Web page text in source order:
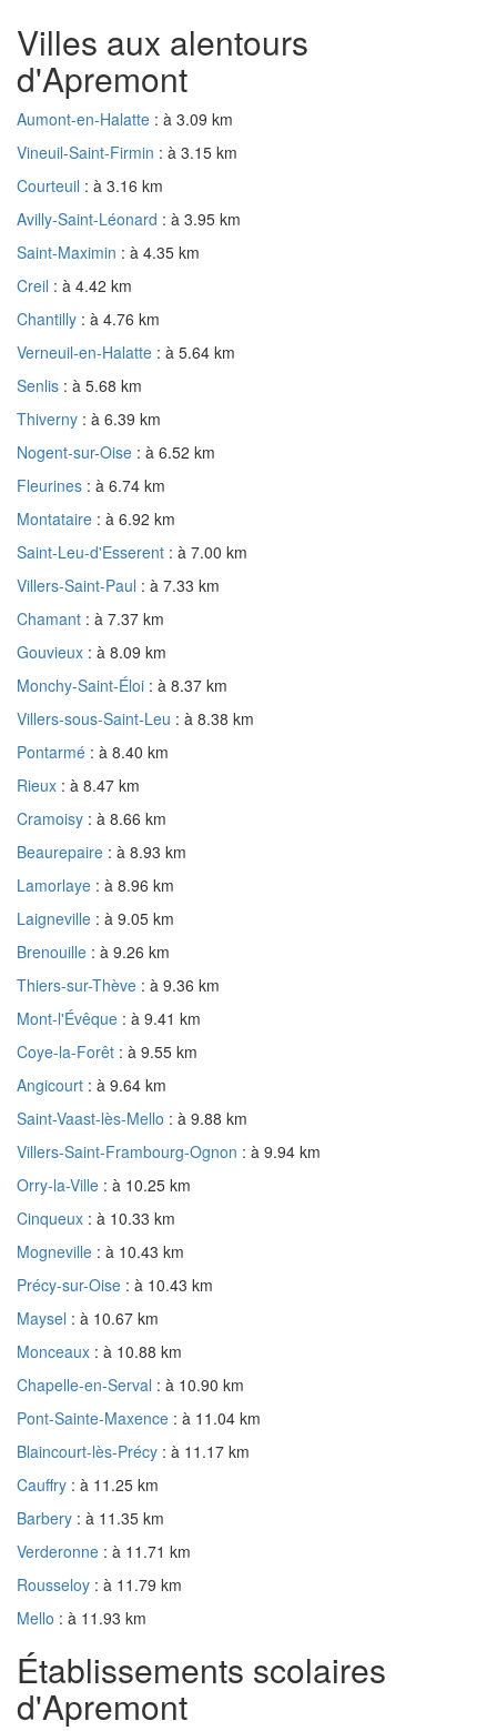
Villes aux alentours
d'Apremont
Aumont-en-Halatte : à 3.09 km
Vineuil-Saint-Firmin : à 3.15 km
Courteuil : à 3.16 km
Avilly-Saint-Léonard : à 3.95 km
Saint-Maximin : à 4.35 km
Creil : à 4.42 km
Chantilly : à 4.76 km
Verneuil-en-Halatte : à 5.64 km
Senlis : à 5.68 km
Thiverny : à 6.39 km
Nogent-sur-Oise : à 6.52 km
Fleurines : à 6.74 km
Montataire : à 6.92 km
Saint-Leu-d'Esserent : à 7.00 km
Villers-Saint-Paul : à 7.33 km
Chamant : à 7.37 km
Gouvieux : à 8.09 km
Monchy-Saint-Éloi : à 8.37 km
Villers-sous-Saint-Leu : à 8.38 km
Pontarmé : à 8.40 km
Rieux : à 8.47 km
Cramoisy : à 8.66 km
Beaurepaire : à 8.93 km
Lamorlaye : à 8.96 km
Laigneville : à 9.05 km
Brenouille : à 9.26 km
Thiers-sur-Thève : à 9.36 km
Mont-l'Évêque : à 9.41 km
Coye-la-Forêt : à 9.55 km
Angicourt : à 9.64 km
Saint-Vaast-lès-Mello : à 9.88 km
Villers-Saint-Frambourg-Ognon : à 9.94 km
Orry-la-Ville : à 10.25 km
Cinqueux : à 10.33 km
Mogneville : à 10.43 km
Précy-sur-Oise : à 10.43 km
Maysel : à 10.67 km
Monceaux : à 10.88 km
Chapelle-en-Serval : à 10.90 km
Pont-Sainte-Maxence : à 11.04 km
Blaincourt-lès-Précy : à 11.17 km
Cauffry : à 11.25 km
Barbery : à 11.35 km
Verderonne : à 11.71 km
Rousseloy : à 11.79 km
Mello : à 11.93 km
Établissements scolaires
d'Apremont